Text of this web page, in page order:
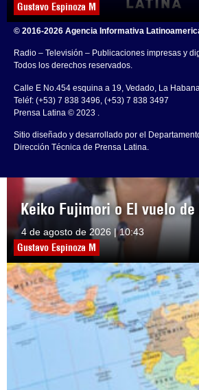
Gustavo Espinoza M
Keiko Fujimori o El vuelo
4 de agosto de 2026 | 10:43
Gustavo Espinoza M
© 2016-2026 Agencia Informativa
Radio – Televisión – Publicaciones impresas y
Todos los derechos reservados.
Calle E No.454 esquina a 19, Vedado, La
Teléf: (+53) 7 838 3496, (+53) 7 838 3497
Prensa Latina © 2023 .
Sitio diseñado y desarrollado por el
Dirección Técnica de Prensa Latina.